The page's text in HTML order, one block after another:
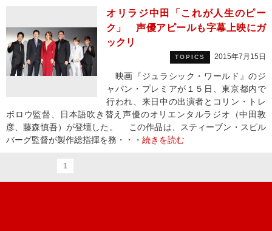
オリラジ中田「これが人生のピー
ク」 声優アピールも字幕上映にガ
ックリ
TOPICS 2015年7月15日
映画『ジュラシック・ワールド』のジ
ャパン・プレミアが１５日、東京都内で
行われ、来日中の出演者とコリン・トレ
ボロウ監督、日本語吹き替え声優のオリエンタルラジオ（中田敦
彦、藤森慎吾）が登壇した。 この作品は、スティーブン・スピル
バーグ監督が製作総指揮を務・・・ 続きを読む
1